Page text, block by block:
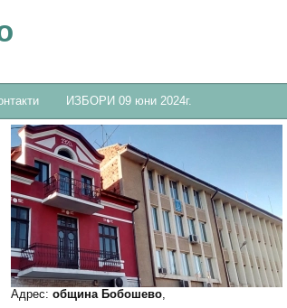
ИЗБОРИ 09 юни 2024г.
Адрес: община Бобошево,